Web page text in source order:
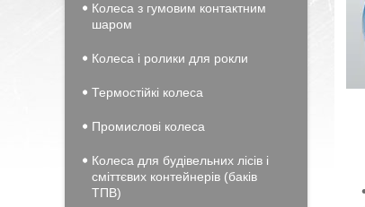
Колеса з гумовим контактним
шаром
Колеса і ролики для рокли
Термостійкі колеса
Промислові колеса
Колеса для будівельних лісів і
сміттєвих контейнерів (баків
ТПВ)